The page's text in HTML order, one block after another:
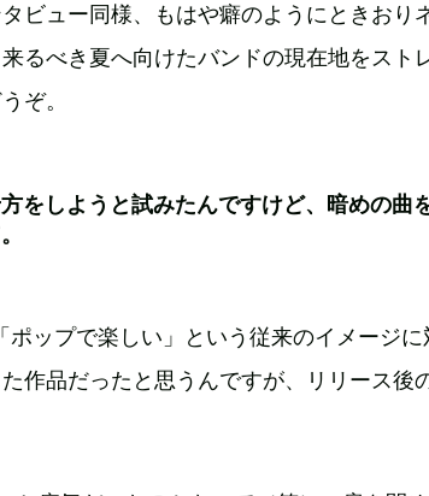
ビュー同様、もはや癖のようにときおり
るべき夏へ向けたバンドの現在地をスト
ぞ。
をしようと試みたんですけど、暗めの曲
ップで楽しい」という従来のイメージに
作品だったと思うんですが、リリース後